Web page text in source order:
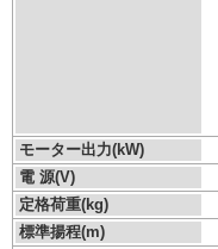
モーター出力(kW)
電 源(V)
定格荷重(kg)
標準揚程(m)